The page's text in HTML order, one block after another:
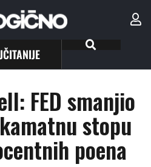
FED smanjio
stopu
poena